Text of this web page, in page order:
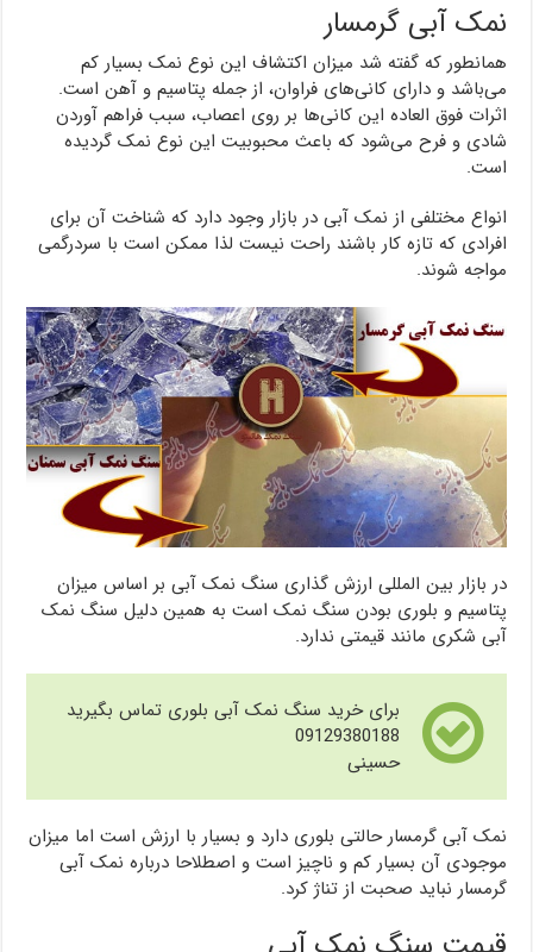
نمک آبی گرمسار
همانطور که گفته شد میزان اکتشاف این نوع نمک بسیار کم
می‌باشد و دارای کانی‌های فراوان، از جمله پتاسیم و آهن است.
اثرات فوق العاده این کانی‌ها بر روی اعصاب، سبب فراهم آوردن
شادی و فرح می‌شود که باعث محبوبیت این نوع نمک گردیده
است.
انواع مختلفی از نمک آبی در بازار وجود دارد که شناخت آن برای
افرادی که تازه کار باشند راحت نیست لذا ممکن است با سردرگمی
مواجه شوند.
در بازار بین المللی ارزش گذاری سنگ نمک آبی بر اساس میزان
پتاسیم و بلوری بودن سنگ نمک است به همین دلیل سنگ نمک
آبی شکری مانند قیمتی ندارد.
برای خرید سنگ نمک آبی بلوری تماس بگیرید
09129380188
حسینی
نمک آبی گرمسار حالتی بلوری دارد و بسیار با ارزش است اما میزان
موجودی آن بسیار کم و ناچیز است و اصطلاحا درباره نمک آبی
گرمسار نباید صحبت از تناژ کرد.